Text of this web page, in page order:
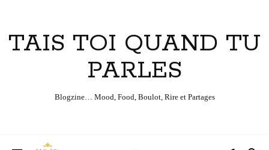
TAIS TOI QUAND TU
PARLES
Blogzine… Mood, Food, Boulot, Rire et Partages